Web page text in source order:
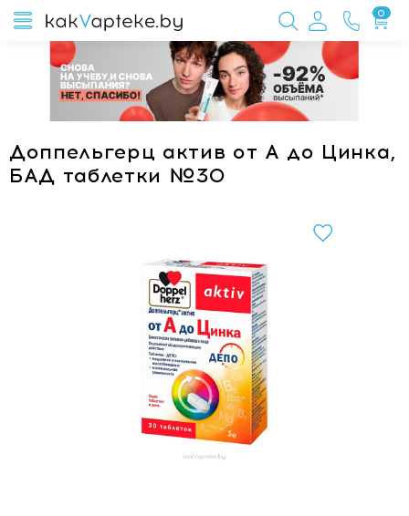
0
Доппельгерц актив от А до Цинка,
БАД таблетки №30